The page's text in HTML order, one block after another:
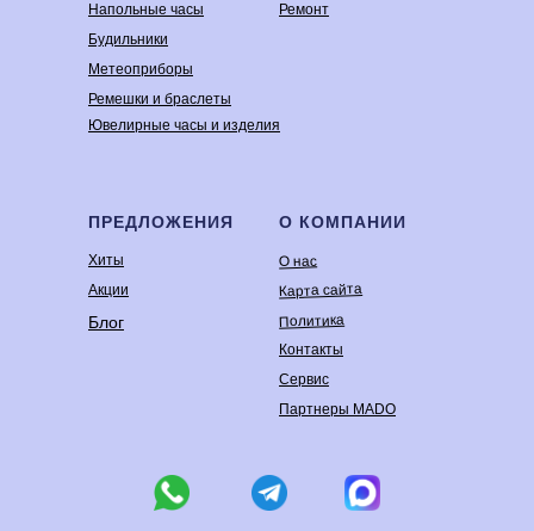
Напольные часы
Будильники
Метеоприборы
Ремешки и браслеты
Ювелирные часы и изделия
ПРЕДЛОЖЕНИЯ
Хиты
Акции
Блог
Ремонт
О КОМПАНИИ
О нас
Карта сайта
Политика
Контакты
Сервис
Партнеры MADO